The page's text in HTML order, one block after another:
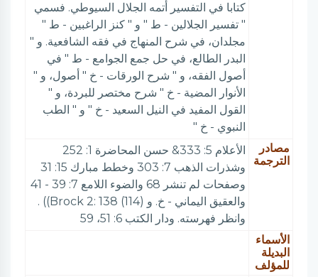
كتابا في التفسير أتمه الجلال السيوطي. فسمي
" تفسير الجلالين - ط " و " كنز الراغبين - ط "
مجلدان، في شرح المنهاج في فقه الشافعية. و "
البدر الطالع، في حل جمع الجوامع - ط " في
أصول الفقه، و " شرح الورقات - خ " أصول، و "
الأنوار المضية - خ " شرح مختصر للبردة، و "
القول المفيد في النيل السعيد - خ " و " الطب
النبوي - خ "
مصادر
الترجمة
الأعلام 5: 333& حسن المحاضرة 1: 252
وشذرات الذهب 7: 303 وخطط مبارك 15: 31
وصفحات لم تنشر 68 والضوء اللامع 7: 39 - 41
والعقيق اليماني - خ. و Brock 2: 138 (114))) .
وانظر فهرسته. ودار الكتب 6: 51، 59
الأسماء
البديلة
للمؤلف